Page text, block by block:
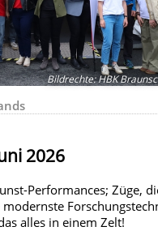
Bildrechte:HBK
2026
Performances; Züge,
alles in einem Zelt!